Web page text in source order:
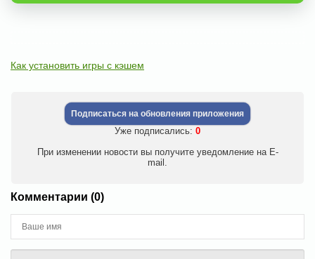
Как установить игры с кэшем
Подписаться на обновления приложения
Уже подписались: 0
При изменении новости вы получите уведомление на E-
mail.
Комментарии (0)